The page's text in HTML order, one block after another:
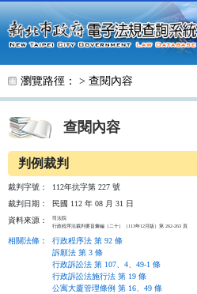
跳至主要內容
瀏覽路徑： > 查閱內容
查閱內容
判例裁判
裁判字號：
112年抗字第 227 號
裁判日期：
民國 112 年 08 月 31 日
資料來源：
司法院
行政程序法裁判要旨彙編（二十）（113年12月版）第 262-263 頁
相關法條 ：
行政程序法 第 92 條
訴願法 第 3 條
行政訴訟法 第 107、4、49-1 條
行政訴訟法施行法 第 19 條
公寓大廈管理條例 第 16、49 條